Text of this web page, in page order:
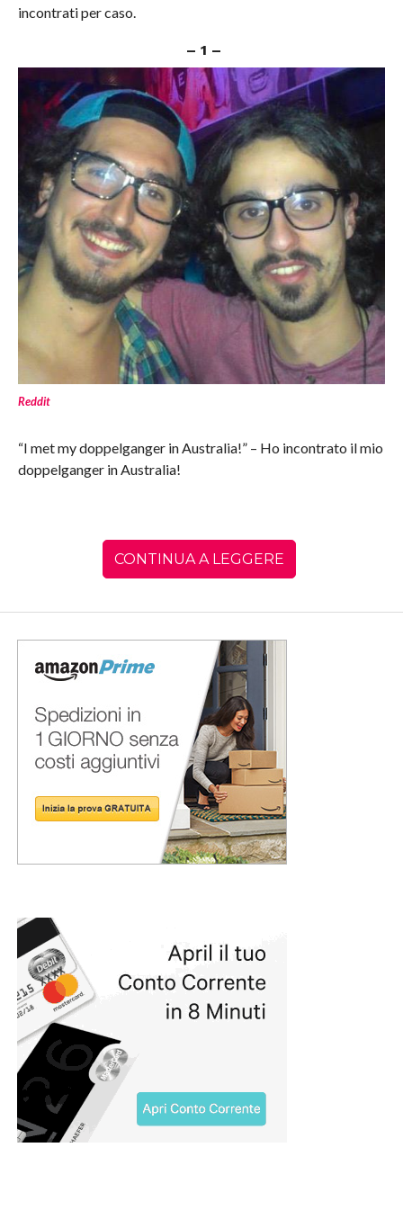
incontrati per caso.
– 1 –
Reddit
“I met my doppelganger in Australia!” – Ho incontrato il mio
doppelganger in Australia!
CONTINUA A LEGGERE